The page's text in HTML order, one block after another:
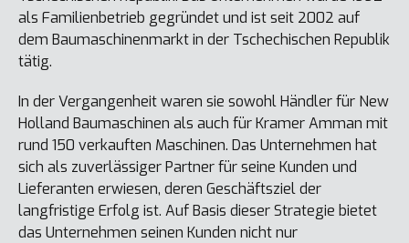
als Familienbetrieb gegründet und ist seit 2002 auf
dem Baumaschinenmarkt in der Tschechischen Republik
tätig.
In der Vergangenheit waren sie sowohl Händler für New
Holland Baumaschinen als auch für Kramer Amman mit
rund 150 verkauften Maschinen. Das Unternehmen hat
sich als zuverlässiger Partner für seine Kunden und
Lieferanten erwiesen, deren Geschäftsziel der
langfristige Erfolg ist. Auf Basis dieser Strategie bietet
das Unternehmen seinen Kunden nicht nur